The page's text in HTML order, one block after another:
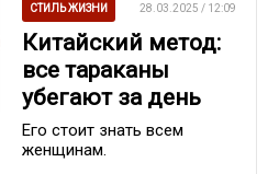
СТИЛЬ ЖИЗНИ 28.03.2025 / 12:09
Китайский метод:
все тараканы
убегают за день
Его стоит знать всем
женщинам.